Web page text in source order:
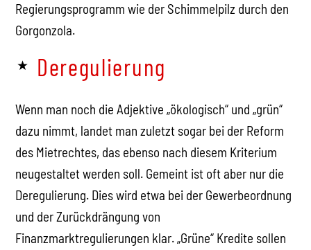
Regierungsprogramm wie der Schimmelpilz durch den
Gorgonzola.
Deregulierung
Wenn man noch die Adjektive „ökologisch“ und „grün“
dazu nimmt, landet man zuletzt sogar bei der Reform
des Mietrechtes, das ebenso nach diesem Kriterium
neugestaltet werden soll. Gemeint ist oft aber nur die
Deregulierung. Dies wird etwa bei der Gewerbeordnung
und der Zurückdrängung von
Finanzmarktregulierungen klar. „Grüne“ Kredite sollen